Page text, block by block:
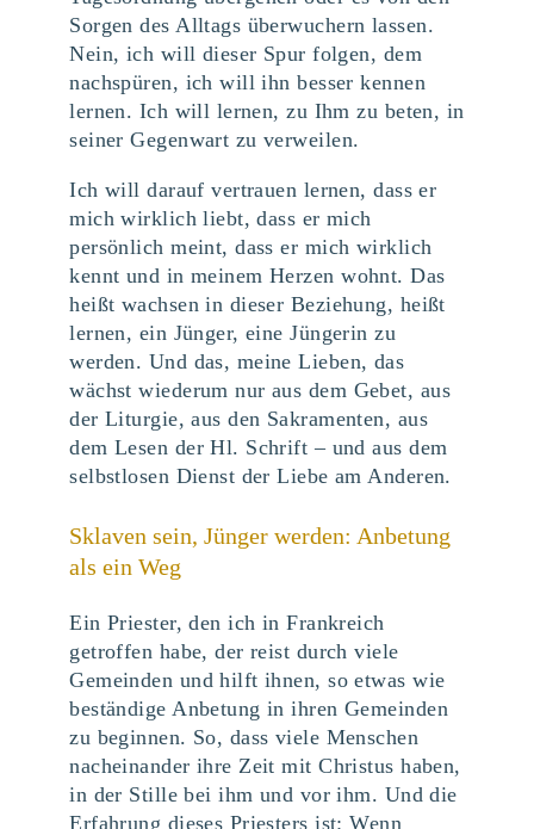
Sorgen des Alltags überwuchern lassen.
Nein, ich will dieser Spur folgen, dem
nachspüren, ich will ihn besser kennen
lernen. Ich will lernen, zu Ihm zu beten, in
seiner Gegenwart zu verweilen.
Ich will darauf vertrauen lernen, dass er
mich wirklich liebt, dass er mich
persönlich meint, dass er mich wirklich
kennt und in meinem Herzen wohnt. Das
heißt wachsen in dieser Beziehung, heißt
lernen, ein Jünger, eine Jüngerin zu
werden. Und das, meine Lieben, das
wächst wiederum nur aus dem Gebet, aus
der Liturgie, aus den Sakramenten, aus
dem Lesen der Hl. Schrift – und aus dem
selbstlosen Dienst der Liebe am Anderen.
Sklaven sein, Jünger werden: Anbetung
als ein Weg
Ein Priester, den ich in Frankreich
getroffen habe, der reist durch viele
Gemeinden und hilft ihnen, so etwas wie
beständige Anbetung in ihren Gemeinden
zu beginnen. So, dass viele Menschen
nacheinander ihre Zeit mit Christus haben,
in der Stille bei ihm und vor ihm. Und die
Erfahrung dieses Priesters ist: Wenn